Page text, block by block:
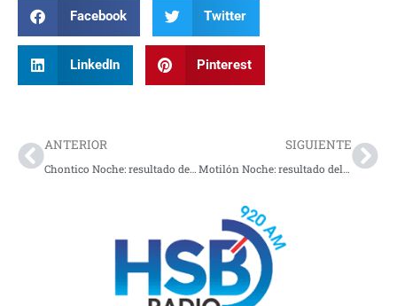
Facebook Twitter
LinkedIn Pinterest
ANTERIOR
Chontico Noche: resultado del último sorteo del martes 29 de abril de 2025
SIGUIENTE
Motilón Noche: resultado del último sorteo del martes 29 de abril de 2025